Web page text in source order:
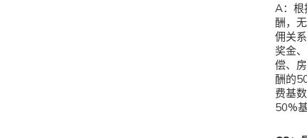
A：根
酬，
佣关
奖金
偿、
酬的
费基
50%